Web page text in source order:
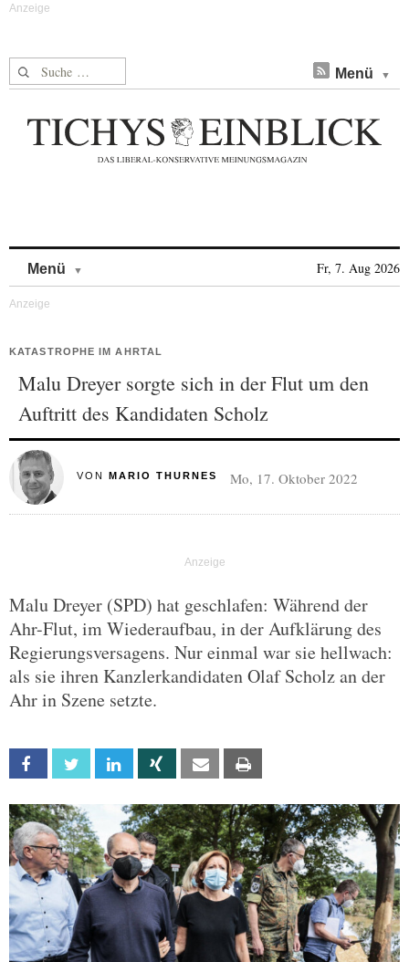
Suche nach: Menü
Menü Fr, 7. Aug 2026
KATASTROPHE IM AHRTAL
Malu Dreyer sorgte sich in der Flut um den
Auftritt des Kandidaten Scholz
VON MARIO THURNES Mo, 17. Oktober 2022
Malu Dreyer (SPD) hat geschlafen: Während der
Ahr-Flut, im Wiederaufbau, in der Aufklärung des
Regierungsversagens. Nur einmal war sie hellwach:
als sie ihren Kanzlerkandidaten Olaf Scholz an der
Ahr in Szene setzte.
Facebook Twitter Linkedin Xing Email